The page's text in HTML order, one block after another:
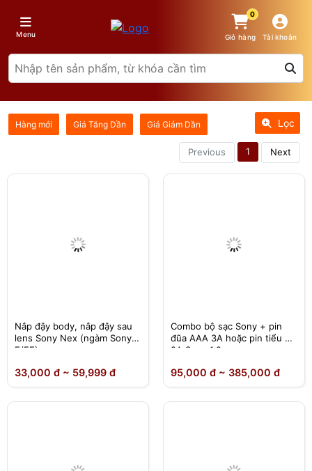
Menu
0
Giỏ hàng Tài khoản
Hàng mới Giá Tăng Dần Giá Giảm Dần Lọc
Previous 1 Next
Nắp đậy body, nắp đậy sau
lens Sony Nex (ngàm Sony
E/FE)
33,000 đ ~ 59,999 đ
Combo bộ sạc Sony + pin
đũa AAA 3A hoặc pin tiểu AA
2A Sony 1.2v
95,000 đ ~ 385,000 đ